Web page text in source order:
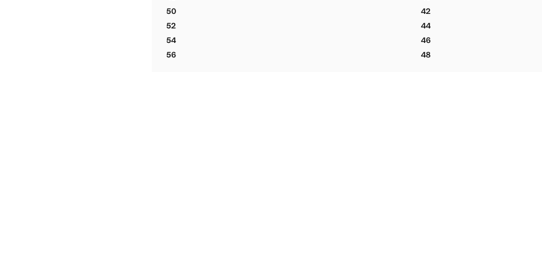
50VESTE DE COSTUME AMALFI SLIM FIT
52VESTE DE COSTUME AMALFI SLIM FIT
54VESTE DE COSTUME AMALFI SLIM FIT
56VESTE DE COSTUME AMALFI SLIM FIT
42PANTALON DE COSTUME
44PANTALON DE COSTUME
46PANTALON DE COSTUME
48PANTALON DE COSTUME